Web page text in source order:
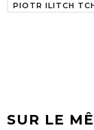
PIOTR ILITCH
SUR LE